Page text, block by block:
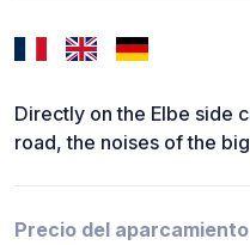
Directly on the Elbe side
road, the noises of the
Precio del aparcamiento